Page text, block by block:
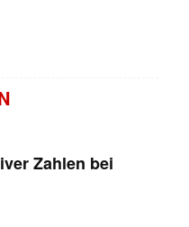
Zahlen bei